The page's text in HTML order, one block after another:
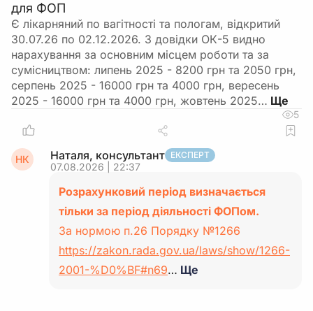
для ФОП
Є лікарняний по вагітності та пологам, відкритий
30.07.26 по 02.12.2026. З довідки ОК-5 видно
нарахування за основним місцем роботи та за
сумісництвом: липень 2025 - 8200 грн та 2050 грн,
серпень 2025 - 16000 грн та 4000 грн, вересень
2025 - 16000 грн та 4000 грн, жовтень 2025…
5
НК Наталя, консультант ЕКСПЕРТ
07.08.2026 | 22:37
Розрахунковий період визначається
тільки за період діяльності ФОПом.
За нормою п.26 Порядку №1266
https://zakon.rada.gov.ua/laws/show/1266-
2001-%D0%BF#n69… Ще